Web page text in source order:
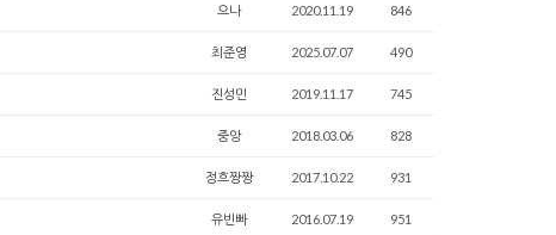
으나 2020.11.19 846
최준영 2025.07.07 490
진성민 2019.11.17 745
중앙 2018.03.06 828
정흐짱짱 2017.10.22 931
유빈빠 2016.07.19 951